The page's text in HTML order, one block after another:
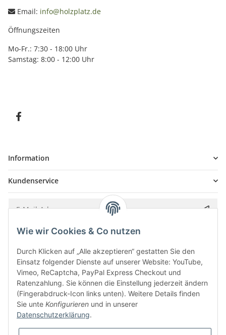
Email: info@holzplatz.de
Öffnungszeiten
Mo-Fr.: 7:30 - 18:00 Uhr
Samstag: 8:00 - 12:00 Uhr
Information
Kundenservice
Bitte senden Sie mir entsprechend IhrerDatenschutzerklärung
Wie wir Cookies & Co nutzen
Durch Klicken auf „Alle akzeptieren“ gestatten Sie den
Einsatz folgender Dienste auf unserer Website: YouTube,
Vimeo, ReCaptcha, PayPal Express Checkout und
Ratenzahlung. Sie können die Einstellung jederzeit ändern
(Fingerabdruck-Icon links unten). Weitere Details finden
Sie unte Konfigurieren und in unserer
Datenschutzerklärung.